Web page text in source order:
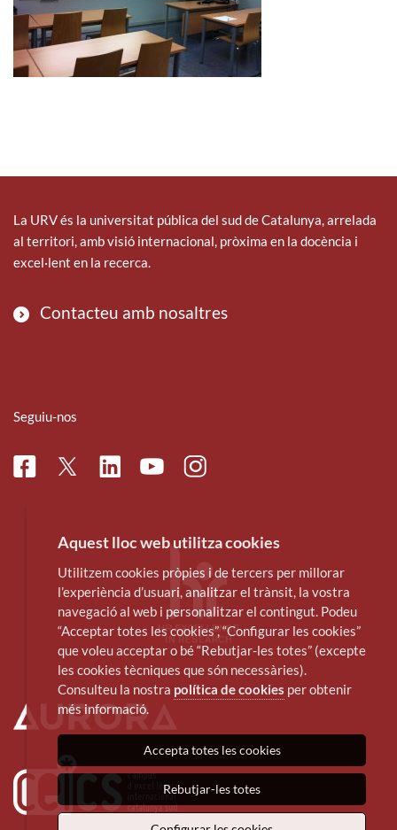
La URV és la universitat pública del sud de Catalunya, arrelada
al territori, amb visió internacional, pròxima en la docència i
excel·lent en la recerca.
Contacteu amb nosaltres
Seguiu-nos
FacebookTwitterLinkedinYoutubeInstagram
Aquest lloc web utilitza cookies
Utilitzem cookies pròpies i de tercers per millorar
l’experiència d’usuari, analitzar el trànsit, la vostra
navegació al web i personalitzar el contingut. Podeu
“Acceptar totes les cookies”, “Configurar les cookies”
que voleu acceptar o bé “Rebutjar-les totes” (excepte
les cookies tècniques que són necessàries).
Consulteu la nostra política de cookies per obtenir
més informació.
Accepta totes les cookies
Rebutjar-les totes